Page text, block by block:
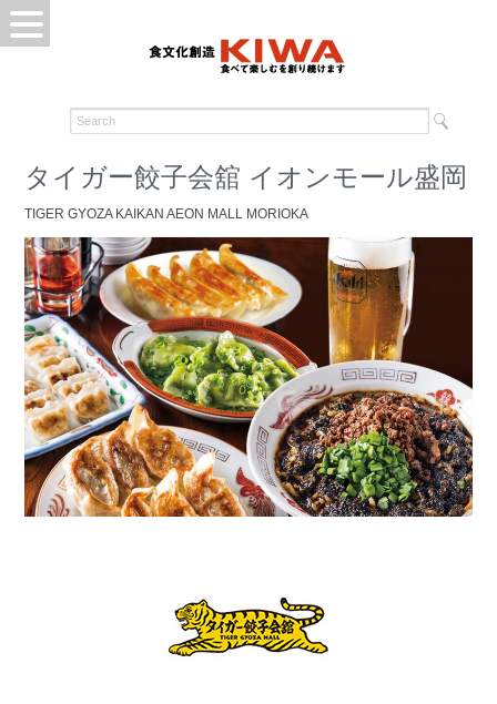
タイガー餃子会舘 イオンモール盛岡
TIGER GYOZA KAIKAN AEON MALL MORIOKA